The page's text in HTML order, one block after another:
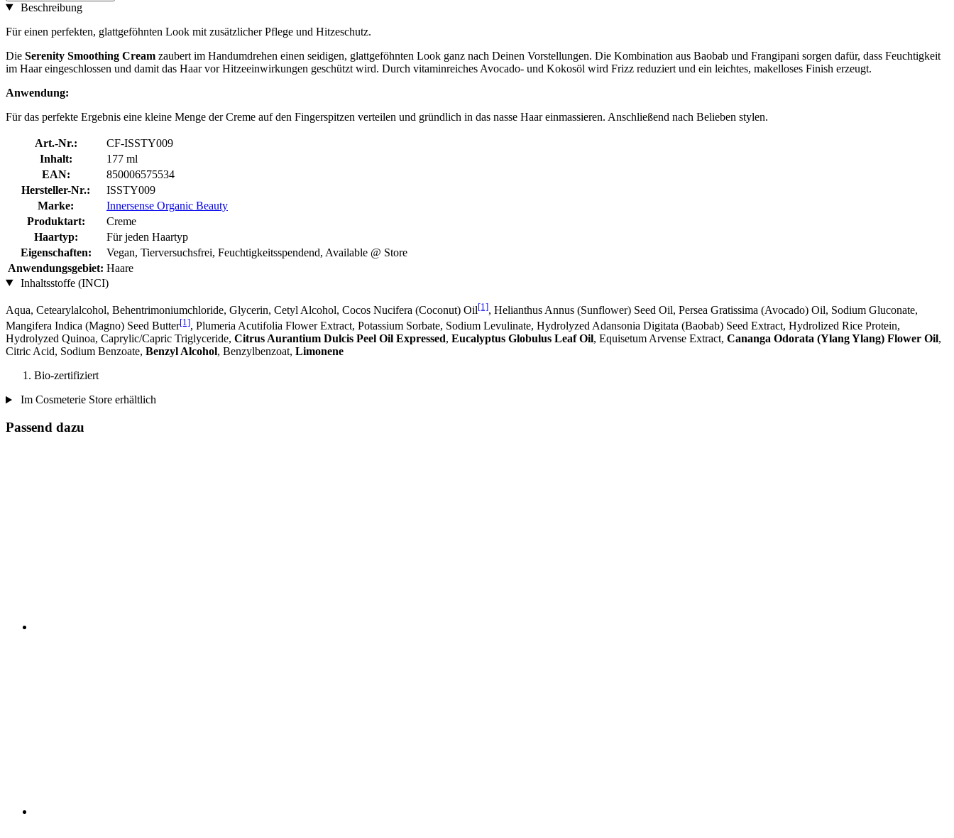
Beschreibung
Für einen perfekten, glattgeföhnten Look mit zusätzlicher Pflege und Hitzeschutz.
Die Serenity Smoothing Cream zaubert im Handumdrehen einen seidigen, glattgeföhnten Look ganz nach Deinen Vorstellungen. Die Kombination aus Baobab und Frangipani sorgen dafür, dass Feuchtigkeit
im Haar eingeschlossen und damit das Haar vor Hitzeeinwirkungen geschützt wird. Durch vitaminreiches Avocado- und Kokosöl wird Frizz reduziert und ein leichtes, makelloses Finish erzeugt.
Anwendung:
Für das perfekte Ergebnis eine kleine Menge der Creme auf den Fingerspitzen verteilen und gründlich in das nasse Haar einmassieren. Anschließend nach Belieben stylen.
Art.-Nr.:
CF-ISSTY009
Inhalt:
177 ml
EAN:
850006575534
Hersteller-Nr.:
ISSTY009
Marke:
Innersense Organic Beauty
Produktart:
Creme
Haartyp:
Für jeden Haartyp
Eigenschaften:
Vegan, Tierversuchsfrei, Feuchtigkeitsspendend, Available @ Store
Anwendungsgebiet: Haare
Inhaltsstoffe (INCI)
Aqua, Cetearylalcohol, Behentrimoniumchloride, Glycerin, Cetyl Alcohol, Cocos Nucifera (Coconut) Oil[1], Helianthus Annus (Sunflower) Seed Oil, Persea Gratissima (Avocado) Oil, Sodium Gluconate,
Mangifera Indica (Magno) Seed Butter[1], Plumeria Acutifolia Flower Extract, Potassium Sorbate, Sodium Levulinate, Hydrolyzed Adansonia Digitata (Baobab) Seed Extract, Hydrolized Rice Protein,
Hydrolyzed Quinoa, Caprylic/Capric Triglyceride, Citrus Aurantium Dulcis Peel Oil Expressed, Eucalyptus Globulus Leaf Oil, Equisetum Arvense Extract, Cananga Odorata (Ylang Ylang) Flower Oil,
Citric Acid, Sodium Benzoate, Benzyl Alcohol, Benzylbenzoat, Limonene
Bio-zertifiziert
Im Cosmeterie Store erhältlich
Passend dazu